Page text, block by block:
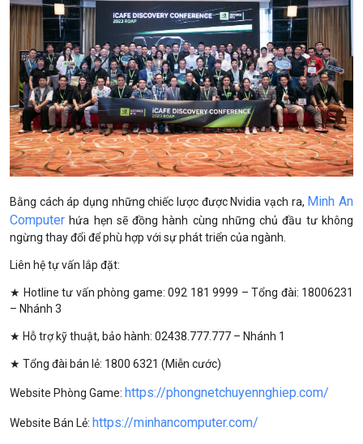
Bằng cách áp dụng những chiếc lược được Nvidia vạch ra, Minh An
Computer hứa hẹn sẽ đồng hành cùng những chủ đầu tư không
ngừng thay đổi để phù hợp với sự phát triển của ngành.
Liên hệ tự vấn lắp đặt:
★ Hotline tư vấn phòng game: 092 181 9999 – Tổng đài: 18006231
– Nhánh 3
★ Hỗ trợ kỹ thuật, bảo hành: 02438.777.777 – Nhánh 1
★ Tổng đài bán lẻ: 1800 6321 (Miễn cước)
Website Phòng Game: https://phongnetchuyennghiep.com/
Website Bán Lẻ: https://minhancomputer.com/